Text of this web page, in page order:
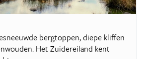
bergtoppen, diepe kliffen
Het Zuidereiland kent